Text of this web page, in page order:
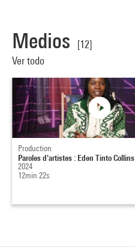
Medios
[12]
Ver todo
Production
Paroles d'artistes : Eden Tinto Collins
2024
12min 22s